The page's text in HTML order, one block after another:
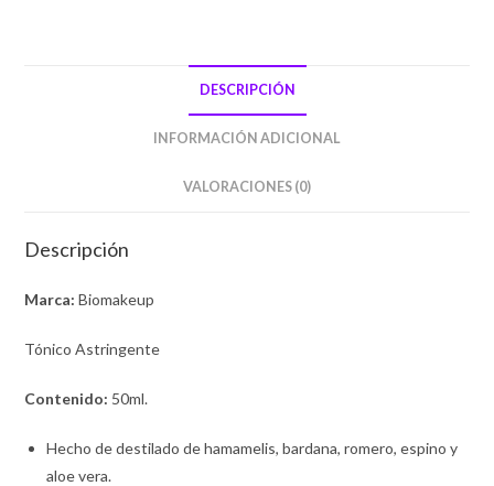
DESCRIPCIÓN
INFORMACIÓN ADICIONAL
VALORACIONES (0)
Descripción
Marca: Biomakeup
Tónico Astringente
Contenido: 50ml.
Hecho de destilado de hamamelis, bardana, romero, espino y
aloe vera.